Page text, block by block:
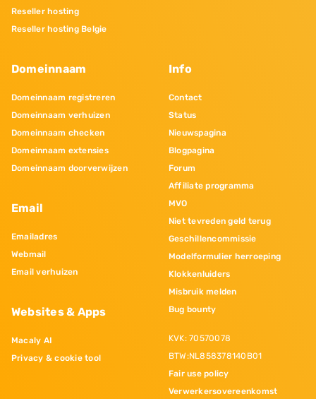
Reseller hosting
Reseller hosting Belgie
Domeinnaam
Domeinnaam registreren
Domeinnaam verhuizen
Domeinnaam checken
Domeinnaam extensies
Domeinnaam doorverwijzen
Email
Emailadres
Webmail
Email verhuizen
Websites & Apps
Macaly AI
Privacy & cookie tool
Info
Contact
Status
Nieuwspagina
Blogpagina
Forum
Affiliate programma
MVO
Niet tevreden geld terug
Geschillencommissie
Modelformulier herroeping
Klokkenluiders
Misbruik melden
Bug bounty
KVK: 70570078
BTW:NL858378140B01
Fair use policy
Verwerkersovereenkomst